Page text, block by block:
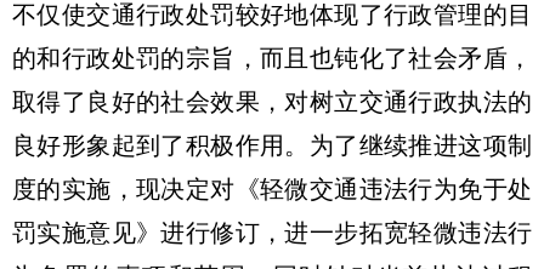
不仅使交通行政处罚较好地体现了行政管理的目
的和行政处罚的宗旨，而且也钝化了社会矛盾，
取得了良好的社会效果，对树立交通行政执法的
良好形象起到了积极作用。为了继续推进这项制
度的实施，现决定对《轻微交通违法行为免于处
罚实施意见》进行修订，进一步拓宽轻微违法行